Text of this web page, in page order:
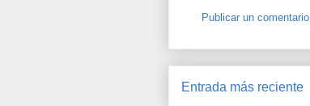
Publicar un comentario
Entrada más reciente